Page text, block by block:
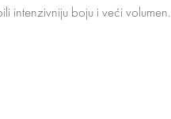
intenzivniju boju i veći volumen.